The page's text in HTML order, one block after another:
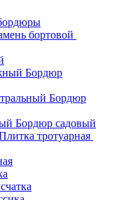
бортовой
Бордюр
Бордюр
Бордюр садовый
тротуарная